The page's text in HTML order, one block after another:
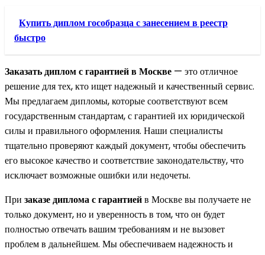
Купить диплом гособразца с занесением в реестр
быстро
Заказать диплом с гарантией в Москве — это отличное
решение для тех, кто ищет надежный и качественный сервис.
Мы предлагаем дипломы, которые соответствуют всем
государственным стандартам, с гарантией их юридической
силы и правильного оформления. Наши специалисты
тщательно проверяют каждый документ, чтобы обеспечить
его высокое качество и соответствие законодательству, что
исключает возможные ошибки или недочеты.
При заказе диплома с гарантиейв Москве вы получаете не
только документ, но и уверенность в том, что он будет
полностью отвечать вашим требованиям и не вызовет
проблем в дальнейшем. Мы обеспечиваем надежность и